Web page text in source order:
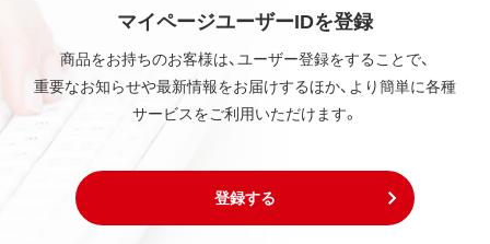
本ソフトウェアに対する知的所有権に関する表示を
削除してはならないものとします。
第3条 使用制限
本ソフトウェアの用途は、購入商品またはその添付ソ
り、逆アセンブル、逆コンパイル、リバースエンジニア
リング、その他の修正を本ソフトウェアに加えること
はできません。
マイページユーザーIDを登録
商品をお持ちのお客様は、ユーザー登録をすることで、
重要なお知らせや最新情報をお届けするほか、より簡単に各種
サービスをご利用いただけます。
登録する